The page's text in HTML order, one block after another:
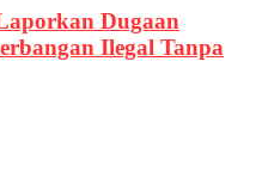
Dugaan
Ilegal Tanpa